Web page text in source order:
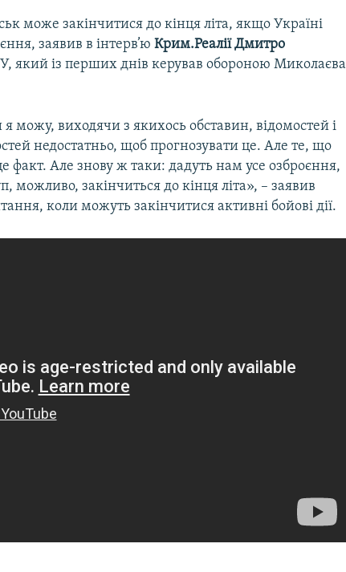
може закінчитися до кінця літа, якщо Україні
заявив в інтерв’юКрим.Реалії Дмитро
який із перших днів керував обороною Миколаєва
я можу, виходячи з якихось обставин, відомостей і
недостатньо, щоб прогнозувати це. Але те, що
факт. Але знову ж таки: дадуть нам усе озброєння,
можливо, закінчиться до кінця літа», – заявив
коли можуть закінчитися активні бойові дії.